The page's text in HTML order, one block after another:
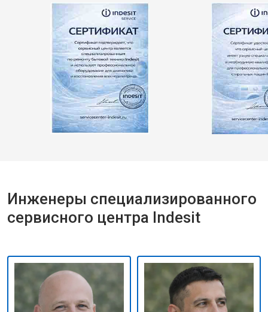
Инженеры специализированного
сервисного центра Indesit